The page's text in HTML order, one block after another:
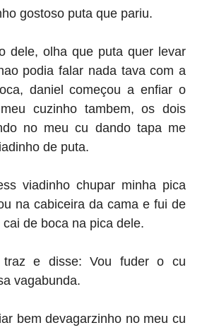
gostoso puta que pariu.
dele, olha que puta quer levar
podia falar nada tava com a
daniel começou a enfiar o
cuzinho tambem, os dois
no meu cu dando tapa me
de puta.
viadinho chupar minha pica
na cabiceira da cama e fui de
de boca na pica dele.
e disse: Vou fuder o cu
vagabunda.
bem devagarzinho no meu cu